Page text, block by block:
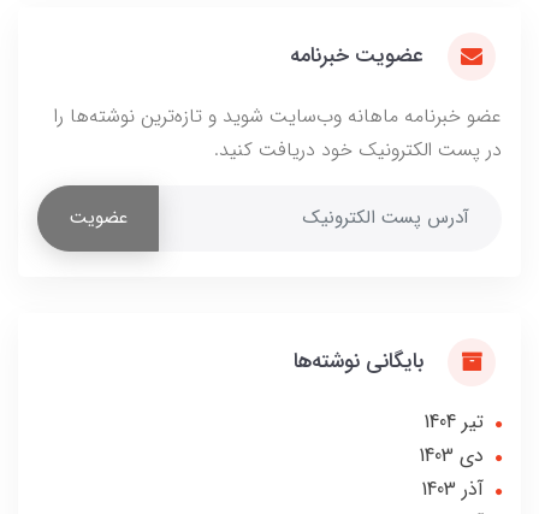
عضویت خبرنامه
عضو خبرنامه ماهانه وب‌سایت شوید و تازه‌ترین نوشته‌ها را
در پست الکترونیک خود دریافت کنید.
عضویت
بایگانی نوشته‌ها
تير 1404
دی 1403
آذر 1403